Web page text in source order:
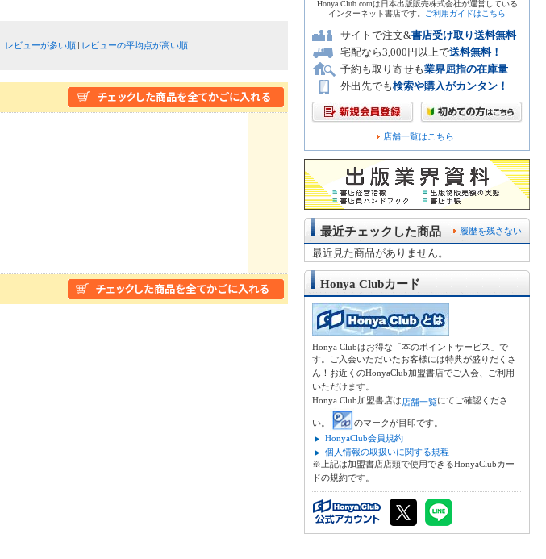
レビューが多い順
レビューの平均点が高い順
Honya Club.comは日本出版販売株式会社が運営している
インターネット書店です。
ご利用ガイドはこちら
サイトで注文&書店受け取り送料無料
宅配なら3,000円以上で送料無料！
予約も取り寄せも業界屈指の在庫量
外出先でも検索や購入がカンタン！
店舗一覧はこちら
履歴を残さない
最近チェックした商品
最近見た商品がありません。
Honya Clubカード
Honya Clubはお得な「本のポイントサービス」で
す。ご入会いただいたお客様には特典が盛りだくさ
ん！お近くのHonyaClub加盟書店でご入会、ご利用
いただけます。
Honya Club加盟書店は店舗一覧にてご確認くださ
い。
のマークが目印です。
HonyaClub会員規約
個人情報の取扱いに関する規程
※上記は加盟書店店頭で使用できるHonyaClubカー
ドの規約です。